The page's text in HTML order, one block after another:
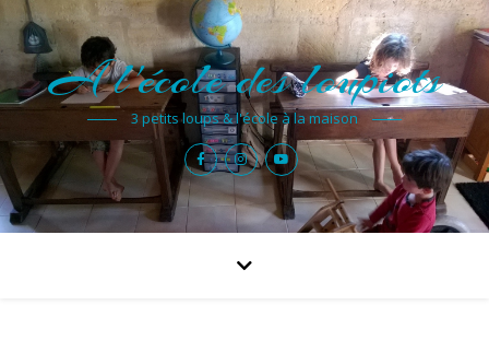
A l'école des loupiots
3 petits loups & l'école à la maison